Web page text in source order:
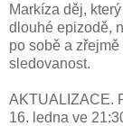
Markíza děj,
dlouhé epizodě,
po sobě a
sledovanost.
AKTUALIZACE.
16. ledna ve